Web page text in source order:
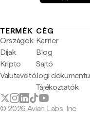
TERMÉK
Országok
Díjak
Kripto
Valutaváltó
CÉG
Karrier
Blog
Sajtó
Jogi
Tájékoztatók
© 2026 Avian Labs, Inc